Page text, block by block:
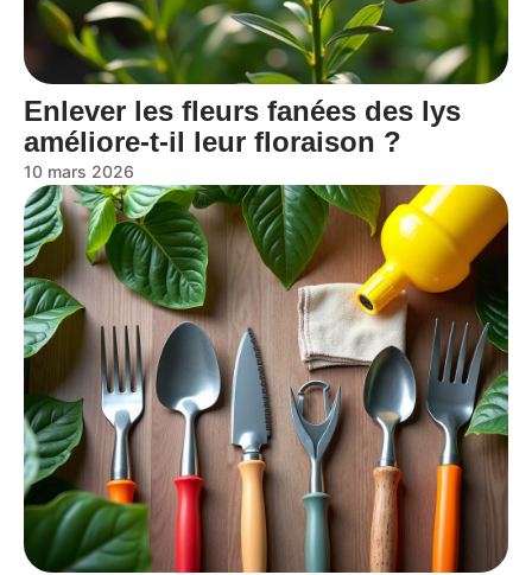
Enlever les fleurs fanées des lys
améliore-t-il leur floraison ?
10 mars 2026